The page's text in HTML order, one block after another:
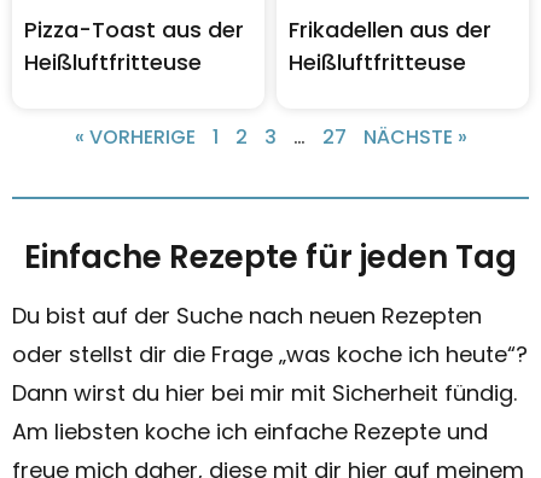
Pizza-Toast aus der
Heißluftfritteuse
Frikadellen aus der
Heißluftfritteuse
« VORHERIGE 1 2 3 … 27 NÄCHSTE »
Einfache Rezepte für jeden Tag
Du bist auf der Suche nach neuen Rezepten
oder stellst dir die Frage „was koche ich heute“?
Dann wirst du hier bei mir mit Sicherheit fündig.
Am liebsten koche ich einfache Rezepte und
freue mich daher, diese mit dir hier auf meinem